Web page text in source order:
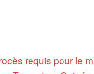
requis pour le